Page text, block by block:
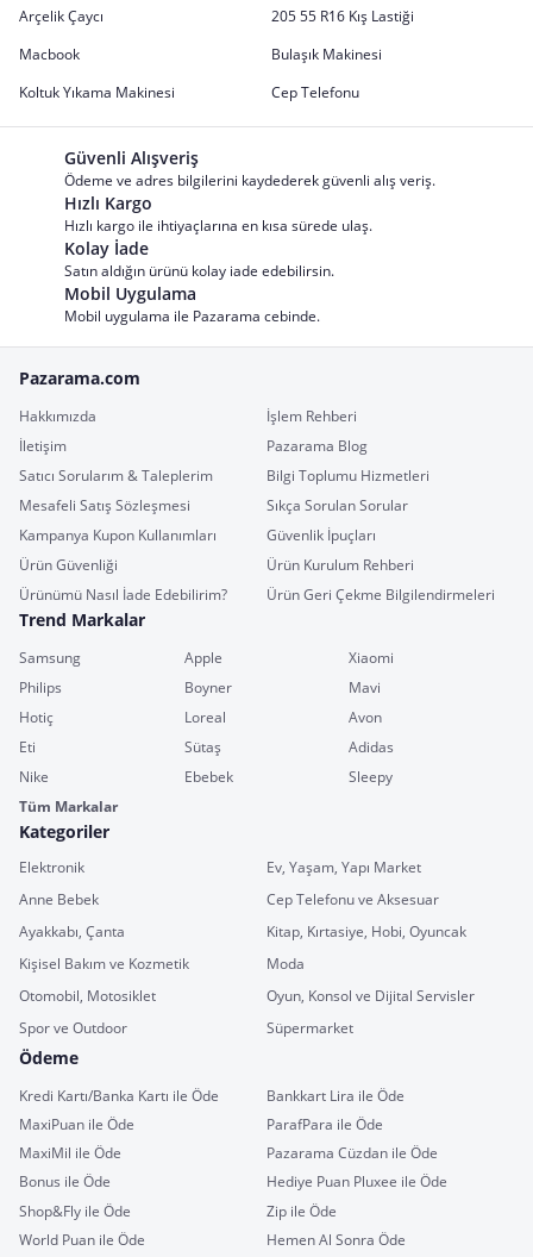
Arçelik Çaycı
205 55 R16 Kış Lastiği
Macbook
Bulaşık Makinesi
Koltuk Yıkama Makinesi
Cep Telefonu
Güvenli Alışveriş
Ödeme ve adres bilgilerini kaydederek güvenli alış veriş.
Hızlı Kargo
Hızlı kargo ile ihtiyaçlarına en kısa sürede ulaş.
Kolay İade
Satın aldığın ürünü kolay iade edebilirsin.
Mobil Uygulama
Mobil uygulama ile Pazarama cebinde.
Pazarama.com
Hakkımızda
İşlem Rehberi
İletişim
Pazarama Blog
Satıcı Sorularım & Taleplerim
Bilgi Toplumu Hizmetleri
Mesafeli Satış Sözleşmesi
Sıkça Sorulan Sorular
Kampanya Kupon Kullanımları
Güvenlik İpuçları
Ürün Güvenliği
Ürün Kurulum Rehberi
Ürünümü Nasıl İade Edebilirim?
Ürün Geri Çekme Bilgilendirmeleri
Trend Markalar
Samsung Apple
Xiaomi
Philips
Boyner
Mavi
Hotiç
Loreal
Avon
Eti
Sütaş
Adidas
Nike
Ebebek
Sleepy
Tüm Markalar
Kategoriler
Elektronik
Ev, Yaşam, Yapı Market
Anne Bebek
Cep Telefonu ve Aksesuar
Ayakkabı, Çanta
Kitap, Kırtasiye, Hobi, Oyuncak
Kişisel Bakım ve Kozmetik
Moda
Otomobil, Motosiklet
Oyun, Konsol ve Dijital Servisler
Spor ve Outdoor
Süpermarket
Ödeme
Kredi Kartı/Banka Kartı ile Öde
Bankkart Lira ile Öde
MaxiPuan ile Öde
ParafPara ile Öde
MaxiMil ile Öde
Pazarama Cüzdan ile Öde
Bonus ile Öde
Hediye Puan Pluxee ile Öde
Shop&Fly ile Öde
Zip ile Öde
World Puan ile Öde
Hemen Al Sonra Öde